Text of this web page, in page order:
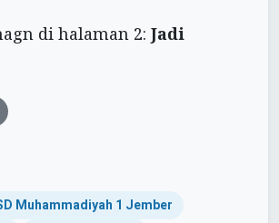
di halaman 2: Jadi
Muhammadiyah 1 Jember